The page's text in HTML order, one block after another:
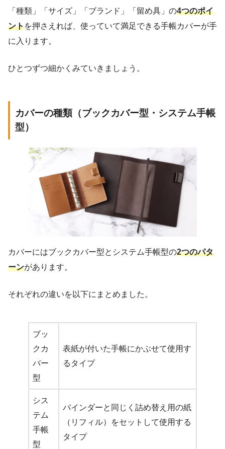
「種類」「サイズ」「ブランド」「留め具」の4つのポイ
ントを押さえれば、使っていて満足できる手帳カバーが手
に入ります。
ひとつずつ細かくみていきましょう。
カバーの種類（ブックカバー型・システム手帳
型）
カバーにはブックカバー型とシステム手帳型の2つのパタ
ーンがあります。
それぞれの違いを以下にまとめました。
ブッ
クカ
バー
型
表紙が付いた手帳にかぶせて使用す
るタイプ
シス
テム
手帳
型
バインダーと同じく詰め替え用の紙
（リフィル）をセットして使用する
タイプ